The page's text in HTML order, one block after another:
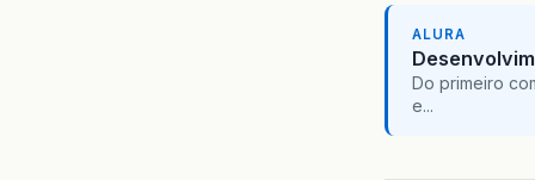
ALURA
Do primeiro
e...